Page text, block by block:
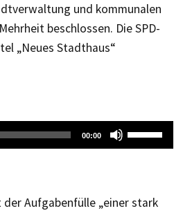
und kommunalen
beschlossen. Die SPD-
„Neues Stadthaus“
00:00
Aufgabenfülle „einer stark